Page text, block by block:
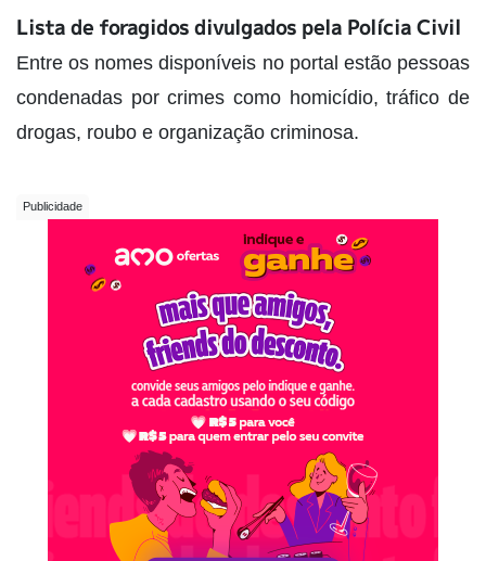
Lista de foragidos divulgados pela Polícia Civil
Entre os nomes disponíveis no portal estão pessoas
condenadas por crimes como homicídio, tráfico de
drogas, roubo e organização criminosa.